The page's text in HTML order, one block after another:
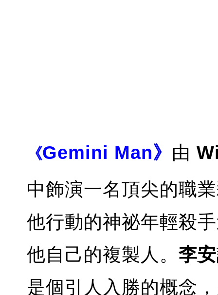
《Gemini Man》 由
中飾演一名頂尖的職
他行動的神祕年輕殺
他自己的複製人。 李安
是個引人入勝的概念